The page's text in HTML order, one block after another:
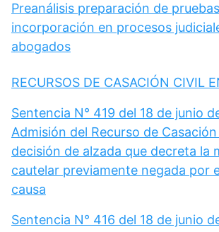
Preanálisis preparación de
incorporación en procesos
abogados
RECURSOS DE CASACIÓN CIVIL
Sentencia N° 419 del 18 de junio
Admisión del Recurso de
decisión de alzada que decreta la
cautelar previamente negada por
causa
Sentencia N° 416 del 18 de junio